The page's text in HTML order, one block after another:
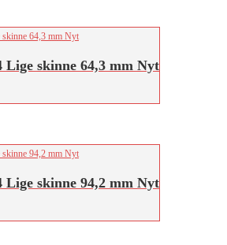
skinne 64,3 mm Nyt
skinne 94,2 mm Nyt